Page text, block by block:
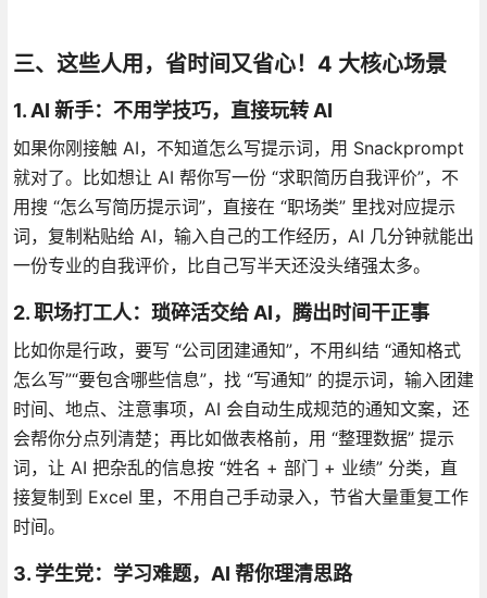
三、这些人用，省时间又省心！4 大核心场景
1. AI 新手：不用学技巧，直接玩转 AI
如果你刚接触 AI，不知道怎么写提示词，用 Snackprompt
就对了。比如想让 AI 帮你写一份 “求职简历自我评价”，不
用搜 “怎么写简历提示词”，直接在 “职场类” 里找对应提示
词，复制粘贴给 AI，输入自己的工作经历，AI 几分钟就能出
一份专业的自我评价，比自己写半天还没头绪强太多。
2. 职场打工人：琐碎活交给 AI，腾出时间干正事
比如你是行政，要写 “公司团建通知”，不用纠结 “通知格式
怎么写”“要包含哪些信息”，找 “写通知” 的提示词，输入团建
时间、地点、注意事项，AI 会自动生成规范的通知文案，还
会帮你分点列清楚；再比如做表格前，用 “整理数据” 提示
词，让 AI 把杂乱的信息按 “姓名 + 部门 + 业绩” 分类，直
接复制到 Excel 里，不用自己手动录入，节省大量重复工作
时间。
3. 学生党：学习难题，AI 帮你理清思路